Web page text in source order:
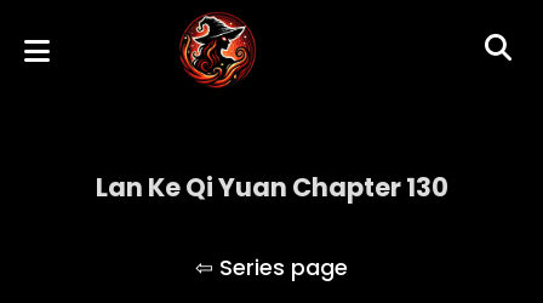
Lan Ke Qi Yuan Chapter 130